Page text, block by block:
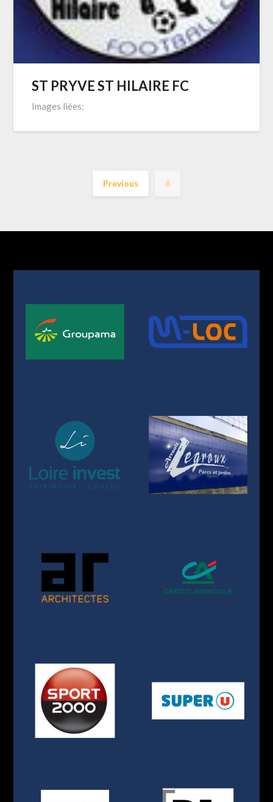
ST PRYVE ST HILAIRE FC
Images liées:
Previous 8